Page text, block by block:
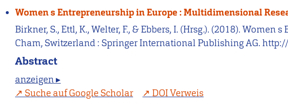
Women s Entrepreneurship in Europe : Multidimensional
Birkner, S., Ettl, K., Welter, F., & Ebbers, I. (Hrsg.). (2018).
Cham, Switzerland : Springer International Publishing AG.
Abstract
anzeigen ▸
Suche auf Google Scholar
DOI Verweis